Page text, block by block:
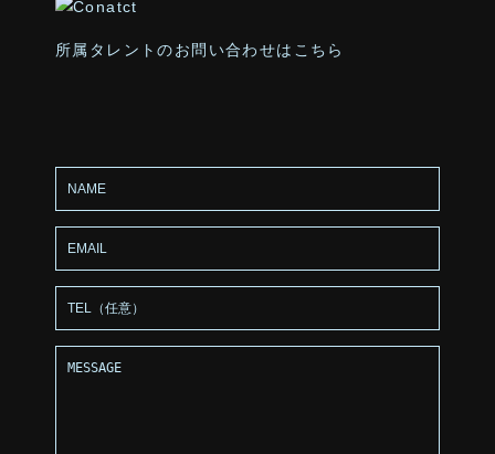
所属タレントのお問い合わせはこちら